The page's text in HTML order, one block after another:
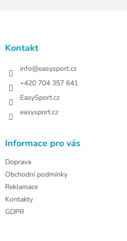
Kontakt
info@easysport.cz
+420 704 357 641
EasySport.cz
easysport.cz
Informace pro vás
Doprava
Obchodní podmínky
Reklamace
Kontakty
GDPR